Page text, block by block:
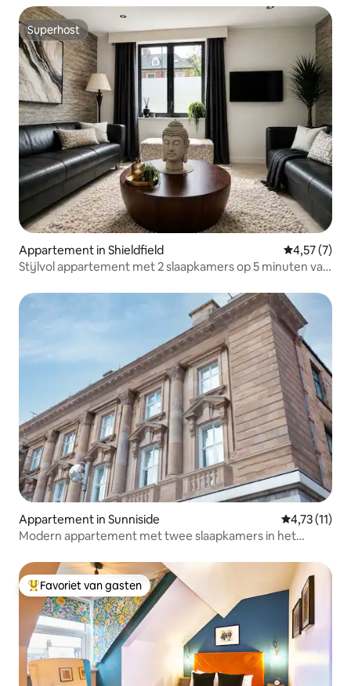
Superhost
Superhost
Appartement in Shieldfield
4,57 (7)
Stijlvol appartement met 2 slaapkamers op 5 minuten van
Appartement in Sunniside Gemiddelde
4,73 (11)
Modern appartement met twee slaapkamers in het
Topfavoriet van gasten
Favoriet van gasten